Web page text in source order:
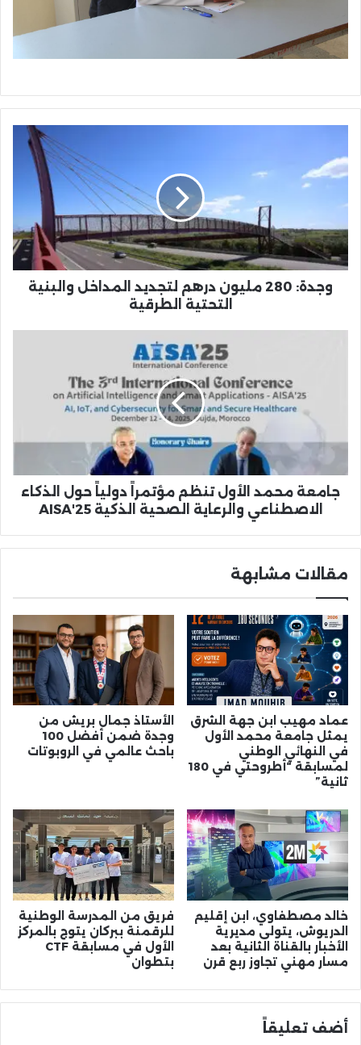
مليون
درهم
والبنية
التحتية
الطرقية
وجدة: 280 مليون درهم لتجديد المداخل والبنية
التحتية الطرقية
الاصطناعي
والرعاية
الصحية
AISA'25
جامعة محمد الأول تنظم مؤتمراً دولياً حول الذكاء
الاصطناعي والرعاية الصحية الذكية AISA'25
مقالات مشابهة
عماد مهيب ابن جهة الشرق
يمثل جامعة محمد الأول
في النهائي الوطني
لمسابقة “أطروحتي في 180
ثانية”
الأستاذ جمال بريش من
وجدة ضمن أفضل 100
باحث عالمي في الروبوتات
خالد مصطفاوي، ابن إقليم
الدريوش، يتولى مديرية
الأخبار بالقناة الثانية بعد
مسار مهني تجاوز ربع قرن
فريق من المدرسة الوطنية
للرقمنة ببركان يتوج بالمركز
الأول في مسابقة CTF
بتطوان
أضف تعليقاً